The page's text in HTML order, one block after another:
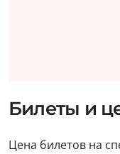
Билеты и
Цена билетов на